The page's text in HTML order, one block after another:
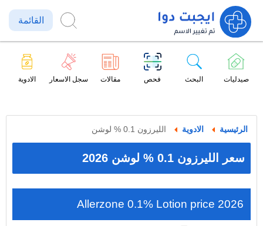
القائمة
صيدليات البحث فحص مقالات سجل الاسعار الادوية
الرئيسية الادوية الليرزون 0.1 % لوشن
سعر الليرزون 0.1 % لوشن 2026
Allerzone 0.1% Lotion price 2026